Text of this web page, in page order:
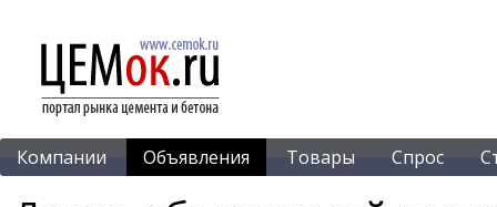
Компании Объявления Товары Спрос